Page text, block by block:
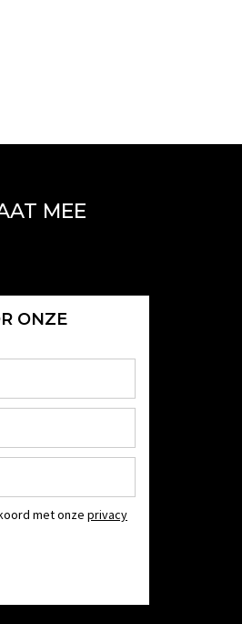
MEE
ONZE
met onze privacy